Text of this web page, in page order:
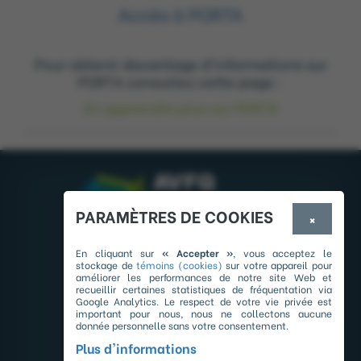
Accès à PORTA
Pour obtenir davantage d'informations sur
3060, avenue Maricourt bureau 250
Québec (Québec) G1W 4W2
Téléphone : 418.688.1256
info@avfq.ca
Heures d'ouverture :
×
PARAMÈTRES DE COOKIES
En cliquant sur « Accepter », vous acceptez le
stockage detémoins (cookies) sur votre appareil pour
améliorer les performances de notre site Web et
recueillir certaines statistiques de fréquentation via
Google Analytics. Le respect de votre vie privée est
important pour nous, nous ne collectons aucune
donnée personnelle sans votre consentement.
Plus d'informations